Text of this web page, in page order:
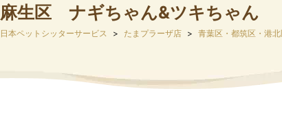
麻生区 ナギちゃん&ツキちゃん
日本ペットシッターサービス たまプラーザ店 青葉区・都筑区・港